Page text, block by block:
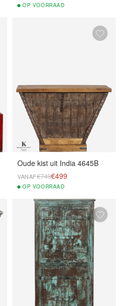
OP VOORRAAD
Oude kist uit India 4645B
VANAF€749€499
OP VOORRAAD